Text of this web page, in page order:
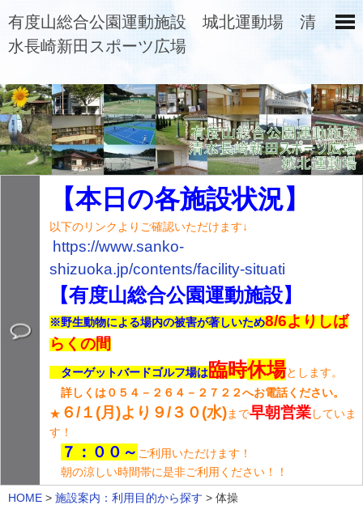
有度山総合公園運動施設 城北運動場 清
水長崎新田スポーツ広場
【本日の各施設状況】
以下のリンクよりご確認いただけます↓
https://www.sanko-
shizuoka.jp/contents/facility-situati
【有度山総合公園運動施設】
※野生動物による場内の被害が著しいため8/6よりしば
らくの間
ターゲットバードゴルフ場は臨時休場とします。
詳しくは０５４－２６４－２７２２へお電話ください。
★ ６/１(月)より９/３０(水)まで早朝営業していま
す！
７：００～ ご利用いただけます！
朝の涼しい時間帯に是非ご利用ください！！
HOME > 施設案内：利用目的から探す > 体操